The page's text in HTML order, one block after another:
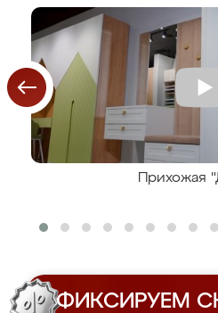
Прихожая
ФИКСИРУЕМ